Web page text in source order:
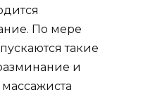
По мере
такие
и